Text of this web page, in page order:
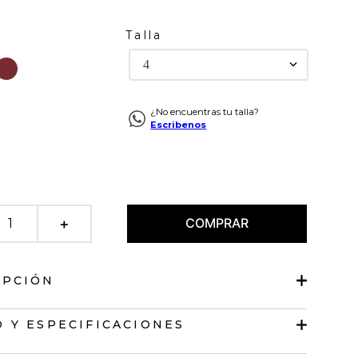
Talla
4
¿No encuentras tu talla?
Escribenos
＋ COMPRAR
de bota recta
Y ESPECIFICACIONES